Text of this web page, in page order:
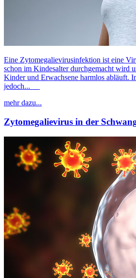
Eine Zytomegalievirusinfektion ist eine
schon im Kindesalter durchgemacht wird
Kinder und Erwachsene harmlos abläuft.
jedoch...
mehr dazu...
Zytomegalievirus in der